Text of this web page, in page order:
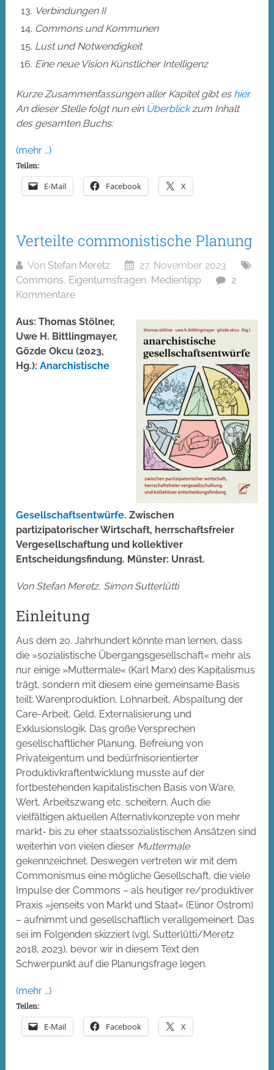
Verbindungen II
Commons und Kommunen
Lust und Notwendigkeit
Eine neue Vision Künstlicher Intelligenz
Kurze Zusammenfassungen aller Kapitel gibt es hier.
An dieser Stelle folgt nun ein Überblickzum Inhalt
des gesamten Buchs:
(mehr …)
Teilen:
E-Mail Facebook X
Verteilte commonistische Planung
Von Stefan Meretz
27. November 2023
Commons, Eigentumsfragen, Medientipp
2
Kommentare
Aus: Thomas Stölner,
Uwe H. Bittlingmayer,
Gözde Okcu (2023,
Hg.):Anarchistische
Gesellschaftsentwürfe. Zwischen
partizipatorischer Wirtschaft, herrschaftsfreier
Vergesellschaftung und kollektiver
Entscheidungsfindung. Münster: Unrast.
Von Stefan Meretz, Simon Sutterlütti
Einleitung
Aus dem 20. Jahrhundert könnte man lernen, dass
die »sozialistische Übergangsgesellschaft« mehr als
nur einige »Muttermale« (Karl Marx) des Kapitalismus
trägt, sondern mit diesem eine gemeinsame Basis
teilt: Warenproduktion, Lohnarbeit, Abspaltung der
Care-Arbeit, Geld, Externalisierung und
Exklusionslogik. Das große Versprechen
gesellschaftlicher Planung, Befreiung von
Privateigentum und bedürfnisorientierter
Produktivkraftentwicklung musste auf der
fortbestehenden kapitalistischen Basis von Ware,
Wert, Arbeitszwang etc. scheitern. Auch die
vielfältigen aktuellen Alternativkonzepte von mehr
markt- bis zu eher staatssozialistischen Ansätzen sind
weiterhin von vielen dieser Muttermale
gekennzeichnet. Deswegen vertreten wir mit dem
Commonismus eine mögliche Gesellschaft, die viele
Impulse der Commons – als heutiger re/produktiver
Praxis »jenseits von Markt und Staat« (Elinor Ostrom)
– aufnimmt und gesellschaftlich verallgemeinert. Das
sei im Folgenden skizziert (vgl. Sutterlütti/Meretz
2018, 2023), bevor wir in diesem Text den
Schwerpunkt auf die Planungsfrage legen.
(mehr …)
Teilen:
E-Mail Facebook X